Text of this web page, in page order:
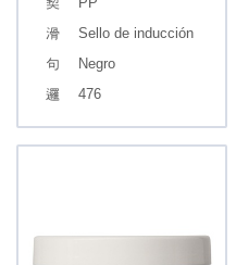
Sello de inducción
Negro
476